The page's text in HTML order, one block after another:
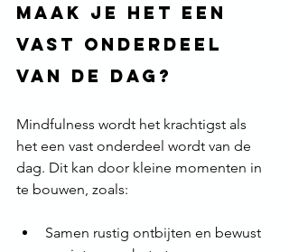
maak je het een
vast onderdeel
van de dag?
Mindfulness wordt het krachtigst als
het een vast onderdeel wordt van de
dag. Dit kan door kleine momenten in
te bouwen, zoals:
Samen rustig ontbijten en bewust